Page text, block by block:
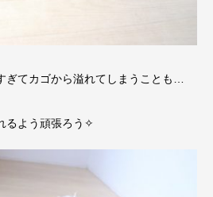
ぎてカゴから溢れてしまうことも…
るよう頑張ろう✧